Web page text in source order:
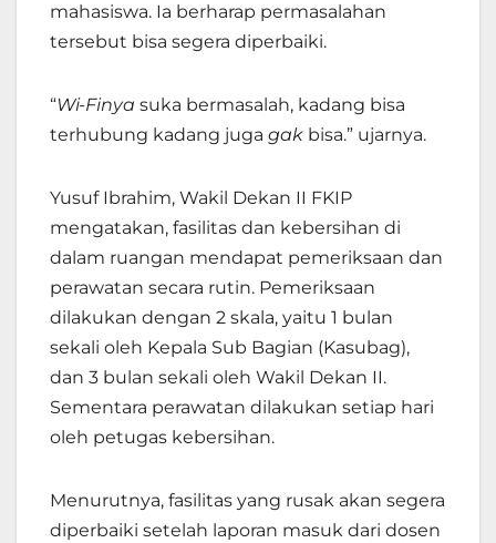
mahasiswa. Ia berharap permasalahan
tersebut bisa segera diperbaiki.
“Wi-Finya suka bermasalah, kadang bisa
terhubung kadang juga gak bisa.” ujarnya.
Yusuf Ibrahim, Wakil Dekan II FKIP
mengatakan, fasilitas dan kebersihan di
dalam ruangan mendapat pemeriksaan dan
perawatan secara rutin. Pemeriksaan
dilakukan dengan 2 skala, yaitu 1 bulan
sekali oleh Kepala Sub Bagian (Kasubag),
dan 3 bulan sekali oleh Wakil Dekan II.
Sementara perawatan dilakukan setiap hari
oleh petugas kebersihan.
Menurutnya, fasilitas yang rusak akan segera
diperbaiki setelah laporan masuk dari dosen